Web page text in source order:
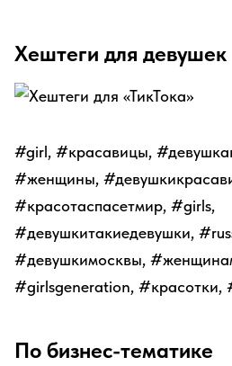
Хештеги для девушек
#girl, #красавицы,
#женщины,
#красотаспасетмир, #girls,
#девушкитакиедевушки,
#девушкимосквы,
#girlsgeneration, #красотки,
По бизнес-тематике